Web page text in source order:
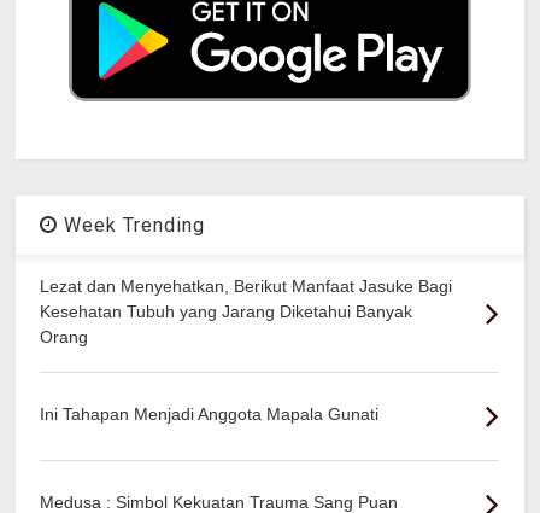
Week Trending
Lezat dan Menyehatkan, Berikut Manfaat Jasuke Bagi
Kesehatan Tubuh yang Jarang Diketahui Banyak
Orang
Ini Tahapan Menjadi Anggota Mapala Gunati
Medusa : Simbol Kekuatan Trauma Sang Puan